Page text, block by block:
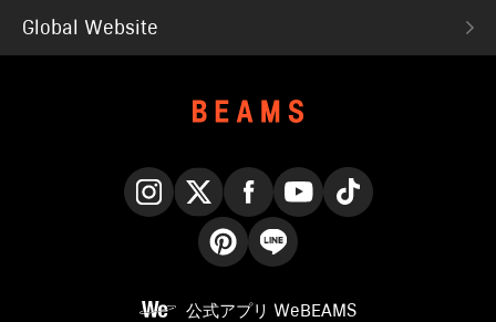
Global Website
公式アプリ WeBEAMS